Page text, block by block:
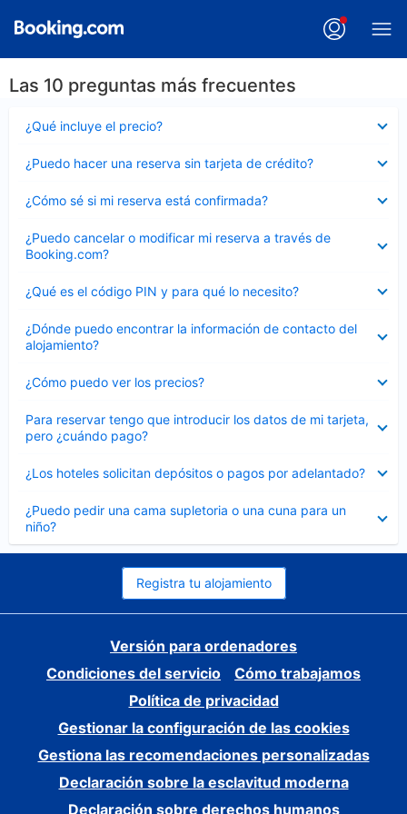
Las 10 preguntas más frecuentes
¿Qué incluye el precio?
cerrado
¿Puedo hacer una reserva sin tarjeta de crédito?
cerrado
¿Cómo sé si mi reserva está confirmada?
cerrado
¿Puedo cancelar o modificar mi reserva a través de
Booking.com?
cerrado
¿Qué es el código PIN y para qué lo necesito?
cerrado
¿Dónde puedo encontrar la información de contacto del
alojamiento?
cerrado
¿Cómo puedo ver los precios?
cerrado
Para reservar tengo que introducir los datos de mi tarjeta,
pero ¿cuándo pago?
cerrado
¿Los hoteles solicitan depósitos o pagos por adelantado?
cerrado
¿Puedo pedir una cama supletoria o una cuna para un
niño?
cerrado
Registra tu alojamiento
Versión para ordenadores
Condiciones del servicio
Cómo trabajamos
Política de privacidad
Gestionar la configuración de las cookies
Gestiona las recomendaciones personalizadas
Declaración sobre la esclavitud moderna
Declaración sobre derechos humanos